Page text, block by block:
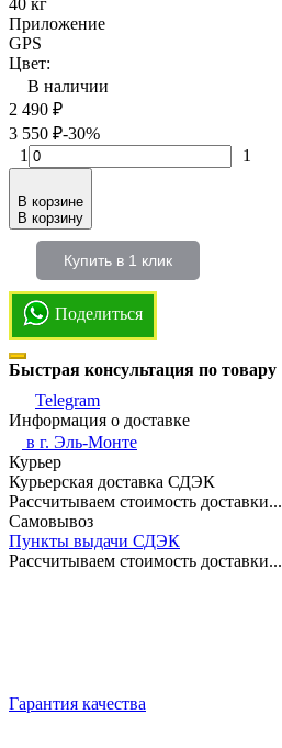
Приложение
GPS
Цвет:
В наличии
2 490 ₽
3 550 ₽-30%
1
1
В корзине
В корзину
Купить в 1 клик
Поделиться
Быстрая консультация по товару
Telegram
Информация о доставке
в г. Эль-Монте
Курьер
Курьерская доставка СДЭК
Рассчитываем стоимость доставки...
Самовывоз
Пункты выдачи СДЭК
Рассчитываем стоимость доставки...
Гарантия качества